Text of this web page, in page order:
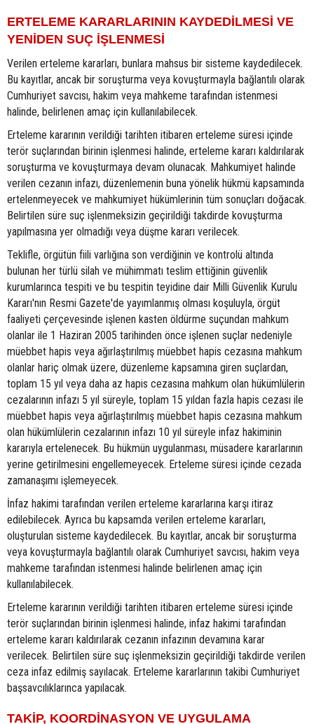
ERTELEME KARARLARININ KAYDEDİLMESİ VE
YENİDEN SUÇ İŞLENMESİ
Verilen erteleme kararları, bunlara mahsus bir sisteme kaydedilecek.
Bu kayıtlar, ancak bir soruşturma veya kovuşturmayla bağlantılı olarak
Cumhuriyet savcısı, hakim veya mahkeme tarafından istenmesi
halinde, belirlenen amaç için kullanılabilecek.
Erteleme kararının verildiği tarihten itibaren erteleme süresi içinde
terör suçlarından birinin işlenmesi halinde, erteleme kararı kaldırılarak
soruşturma ve kovuşturmaya devam olunacak. Mahkumiyet halinde
verilen cezanın infazı, düzenlemenin buna yönelik hükmü kapsamında
ertelenmeyecek ve mahkumiyet hükümlerinin tüm sonuçları doğacak.
Belirtilen süre suç işlenmeksizin geçirildiği takdirde kovuşturma
yapılmasına yer olmadığı veya düşme kararı verilecek.
Teklifle, örgütün fiili varlığına son verdiğinin ve kontrolü altında
bulunan her türlü silah ve mühimmatı teslim ettiğinin güvenlik
kurumlarınca tespiti ve bu tespitin teyidine dair Milli Güvenlik Kurulu
Kararı'nın Resmi Gazete'de yayımlanmış olması koşuluyla, örgüt
faaliyeti çerçevesinde işlenen kasten öldürme suçundan mahkum
olanlar ile 1 Haziran 2005 tarihinden önce işlenen suçlar nedeniyle
müebbet hapis veya ağırlaştırılmış müebbet hapis cezasına mahkum
olanlar hariç olmak üzere, düzenleme kapsamına giren suçlardan,
toplam 15 yıl veya daha az hapis cezasına mahkum olan hükümlülerin
cezalarının infazı 5 yıl süreyle, toplam 15 yıldan fazla hapis cezası ile
müebbet hapis veya ağırlaştırılmış müebbet hapis cezasına mahkum
olan hükümlülerin cezalarının infazı 10 yıl süreyle infaz hakiminin
kararıyla ertelenecek. Bu hükmün uygulanması, müsadere kararlarının
yerine getirilmesini engellemeyecek. Erteleme süresi içinde cezada
zamanaşımı işlemeyecek.
İnfaz hakimi tarafından verilen erteleme kararlarına karşı itiraz
edilebilecek. Ayrıca bu kapsamda verilen erteleme kararları,
oluşturulan sisteme kaydedilecek. Bu kayıtlar, ancak bir soruşturma
veya kovuşturmayla bağlantılı olarak Cumhuriyet savcısı, hakim veya
mahkeme tarafından istenmesi halinde belirlenen amaç için
kullanılabilecek.
Erteleme kararının verildiği tarihten itibaren erteleme süresi içinde
terör suçlarından birinin işlenmesi halinde, infaz hakimi tarafından
erteleme kararı kaldırılarak cezanın infazının devamına karar
verilecek. Belirtilen süre suç işlenmeksizin geçirildiği takdirde verilen
ceza infaz edilmiş sayılacak. Erteleme kararlarının takibi Cumhuriyet
başsavcılıklarınca yapılacak.
TAKİP, KOORDİNASYON VE UYGULAMA